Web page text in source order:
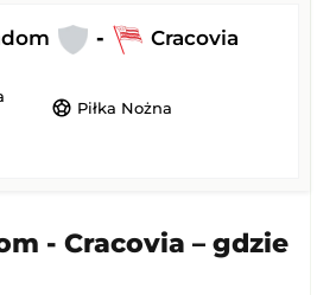
- Cracovia
sports_soccer Piłka Nożna
- Cracovia – gdzie